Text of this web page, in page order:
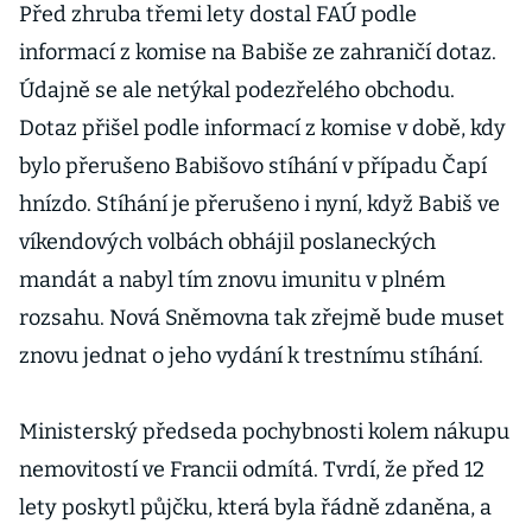
Před zhruba třemi lety dostal FAÚ podle
informací z komise na Babiše ze zahraničí dotaz.
Údajně se ale netýkal podezřelého obchodu.
Dotaz přišel podle informací z komise v době, kdy
bylo přerušeno Babišovo stíhání v případu Čapí
hnízdo. Stíhání je přerušeno i nyní, když Babiš ve
víkendových volbách obhájil poslaneckých
mandát a nabyl tím znovu imunitu v plném
rozsahu. Nová Sněmovna tak zřejmě bude muset
znovu jednat o jeho vydání k trestnímu stíhání.
Ministerský předseda pochybnosti kolem nákupu
nemovitostí ve Francii odmítá. Tvrdí, že před 12
lety poskytl půjčku, která byla řádně zdaněna, a